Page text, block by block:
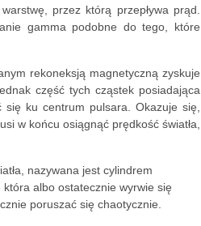
przez którą przepływa prąd.
gamma podobne do tego, które
rekoneksją magnetyczną zyskuje
część tych cząstek posiadająca
ku centrum pulsara. Okazuje się,
w końcu osiągnąć prędkość światła,
nazywana jest cylindrem
albo ostatecznie wyrwie się
poruszać się chaotycznie.